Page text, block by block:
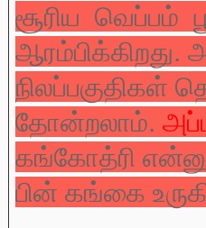
சூரிய வெப்பம்
நிலப்பகுதிகள்
தோன்றலாம்.
கங்கோத்ரி என்னும்
பின் கங்கை